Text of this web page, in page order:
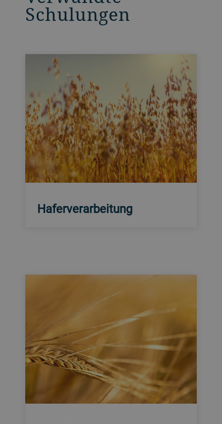
Schulungen
Haferverarbeitung